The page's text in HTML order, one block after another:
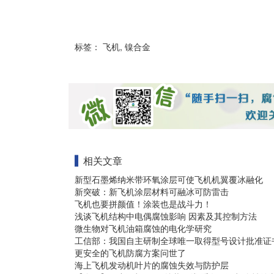
标签： 飞机, 镍合金
相关文章
新型石墨烯纳米带环氧涂层可使飞机机翼覆冰融化
新突破：新飞机涂层材料可融冰可防雷击
飞机也要拼颜值！涂装也是战斗力！
浅谈飞机结构中电偶腐蚀影响 因素及其控制方法
微生物对飞机油箱腐蚀的电化学研究
工信部：我国自主研制全球唯一取得型号设计批准
更安全的飞机防腐方案问世了
海上飞机发动机叶片的腐蚀失效与防护层